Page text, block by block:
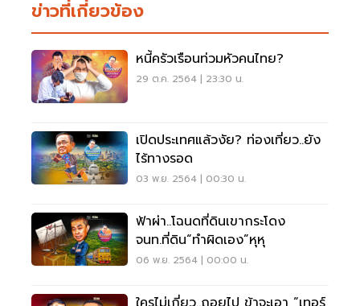
ข่าวที่เกี่ยวข้อง
หนี้ครัวเรือนท่วมหัวคนไทย?
29 ต.ค. 2564 | 23:30 น.
เปิดประเทศแล้วงัย? ท่องเที่ยว..ยัง
ไร้ทางรอด
03 พ.ย. 2564 | 00:30 น.
ฟ้าผ่า..โฉนดที่ดินเขากระโดง
จนท.ที่ดิน“ทำผิดเอง”หุหุ
06 พ.ย. 2564 | 00:00 น.